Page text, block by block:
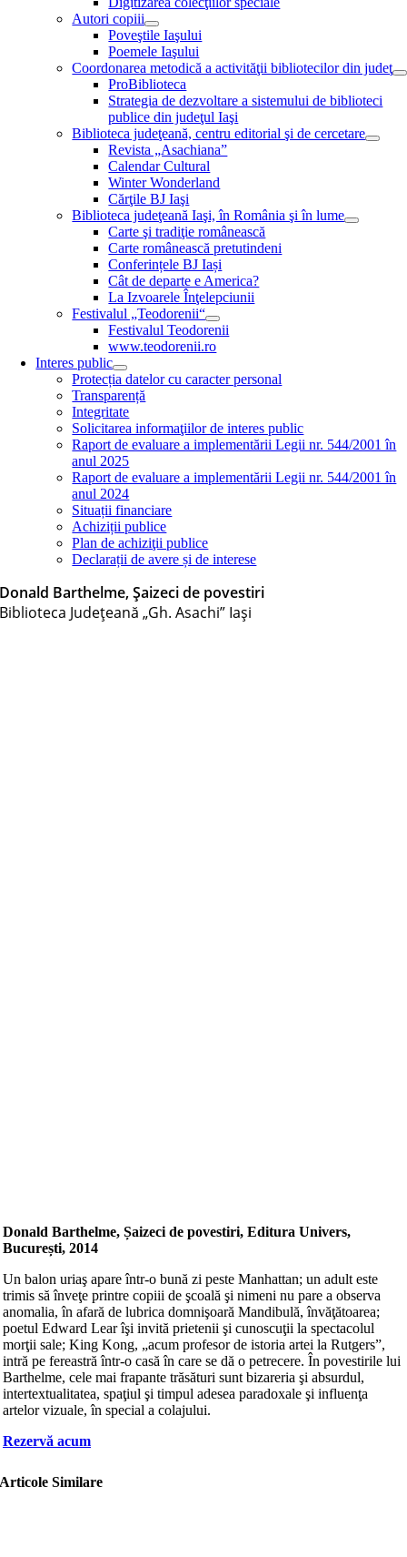
Autori copiii
Poveştile Iaşului
Poemele Iaşului
Coordonarea metodică a activităţii bibliotecilor din judeţ
ProBiblioteca
Strategia de dezvoltare a sistemului de biblioteci
publice din judeţul Iaşi
Biblioteca judeţeană, centru editorial şi de cercetare
Revista „Asachiana”
Calendar Cultural
Winter Wonderland
Cărţile BJ Iaşi
Biblioteca judeţeană Iaşi, în România şi în lume
Carte şi tradiţie românească
Carte românească pretutindeni
Conferințele BJ Iași
Cât de departe e America?
La Izvoarele Înţelepciunii
Festivalul „Teodorenii“
Festivalul Teodorenii
www.teodorenii.ro
Interes public
Protecția datelor cu caracter personal
Transparență
Integritate
Solicitarea informaţiilor de interes public
Raport de evaluare a implementării Legii nr. 544/2001 în
anul 2025
Raport de evaluare a implementării Legii nr. 544/2001 în
anul 2024
Situații financiare
Achiziții publice
Plan de achiziţii publice
Declarații de avere și de interese
Donald Barthelme, Șaizeci de povestiri
Biblioteca Judeţeană „Gh. Asachi” Iaşi
Donald Barthelme, Șaizeci de povestiri, Editura Univers,
București, 2014
Un balon uriaş apare într-o bună zi peste Manhattan; un adult este
trimis să înveţe printre copiii de şcoală şi nimeni nu pare a observa
anomalia, în afară de lubrica domnişoară Mandibulă, învăţătoarea;
poetul Edward Lear îşi invită prietenii şi cunoscuţii la spectacolul
morţii sale; King Kong, „acum profesor de istoria artei la Rutgers”,
intră pe fereastră într-o casă în care se dă o petrecere. În povestirile lui
Barthelme, cele mai frapante trăsături sunt bizareria şi absurdul,
intertextualitatea, spaţiul şi timpul adesea paradoxale şi influenţa
artelor vizuale, în special a colajului.
Rezervă acum
Articole Similare